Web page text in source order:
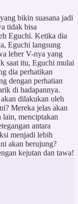
bikin suasana jadi
tidak bisa
Eguchi. Ketika dia
Eguchi langsung
leher V-nya yang
saat itu, Eguchi mulai
dia perhatikan
dengan perhatian
di hadapannya.
dilakukan oleh
Mereka jelas akan
lain, menciptakan
antara
menjadi lebih
akan berujung?
kejutan dan tawa!